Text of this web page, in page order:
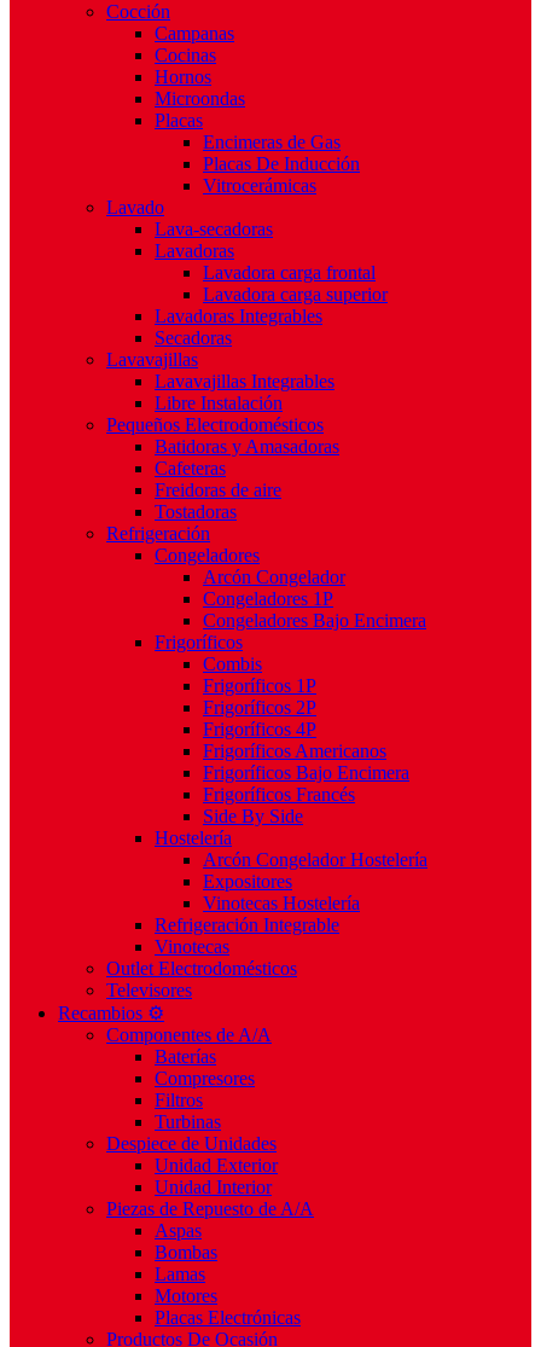
Cocción
Campanas
Cocinas
Hornos
Microondas
Placas
Encimeras de Gas
Placas De Inducción
Vitrocerámicas
Lavado
Lava-secadoras
Lavadoras
Lavadora carga frontal
Lavadora carga superior
Lavadoras Integrables
Secadoras
Lavavajillas
Lavavajillas Integrables
Libre Instalación
Pequeños Electrodomésticos
Batidoras y Amasadoras
Cafeteras
Freidoras de aire
Tostadoras
Refrigeración
Congeladores
Arcón Congelador
Congeladores 1P
Congeladores Bajo Encimera
Frigoríficos
Combis
Frigoríficos 1P
Frigoríficos 2P
Frigoríficos 4P
Frigoríficos Americanos
Frigoríficos Bajo Encimera
Frigoríficos Francés
Side By Side
Hostelería
Arcón Congelador Hostelería
Expositores
Vinotecas Hostelería
Refrigeración Integrable
Vinotecas
Outlet Electrodomésticos
Televisores
Recambios ⚙️
Componentes de A/A
Baterías
Compresores
Filtros
Turbinas
Despiece de Unidades
Unidad Exterior
Unidad Interior
Piezas de Repuesto de A/A
Aspas
Bombas
Lamas
Motores
Placas Electrónicas
Productos De Ocasión